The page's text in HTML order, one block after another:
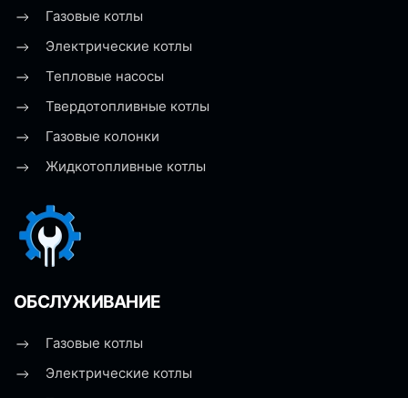
Газовые котлы
Электрические котлы
Тепловые насосы
Твердотопливные котлы
Газовые колонки
Жидкотопливные котлы
ОБСЛУЖИВАНИЕ
Газовые котлы
Электрические котлы